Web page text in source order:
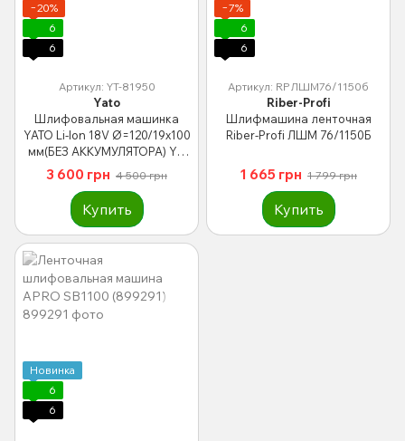
−20%
6
6
Артикул: YT-81950
Yato
Шлифовальная машинка
YATO Li-Ion 18V Ø=120/19х100
мм(БЕЗ АККУМУЛЯТОРА) YT-
3 600 грн 4 500 грн
Купить
−7%
6
6
Артикул: RPЛШМ76/1150б
Riber-Profi
Шлифмашина ленточная
Riber-Profi ЛШМ 76/1150Б
1 665 грн 1 799 грн
Купить
Новинка
6
6